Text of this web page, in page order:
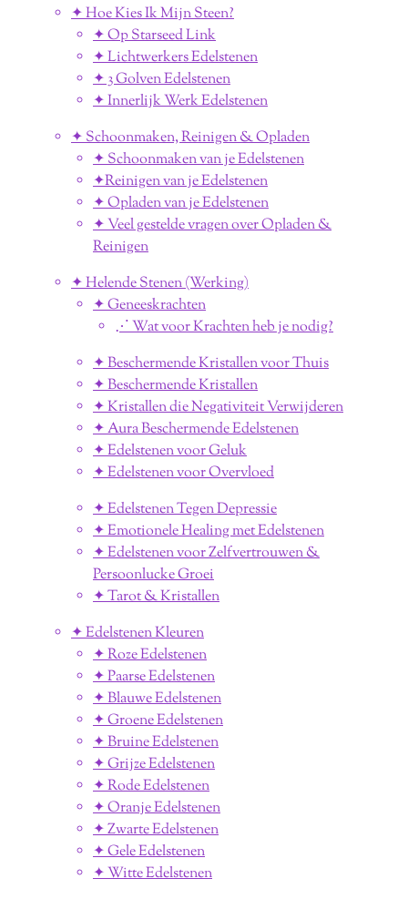
✦ Hoe Kies Ik Mijn Steen?
✦ Op Starseed Link
✦ Lichtwerkers Edelstenen
✦ 3 Golven Edelstenen
✦ Innerlijk Werk Edelstenen
✦ Schoonmaken, Reinigen & Opladen
✦ Schoonmaken van je Edelstenen
✦Reinigen van je Edelstenen
✦ Opladen van je Edelstenen
✦ Veel gestelde vragen over Opladen &
Reinigen
✦ Helende Stenen (Werking)
✦ Geneeskrachten
⋰ Wat voor Krachten heb je nodig?
✦ Beschermende Kristallen voor Thuis
✦ Beschermende Kristallen
✦ Kristallen die Negativiteit Verwijderen
✦ Aura Beschermende Edelstenen
✦ Edelstenen voor Geluk
✦ Edelstenen voor Overvloed
✦ Edelstenen Tegen Depressie
✦ Emotionele Healing met Edelstenen
✦ Edelstenen voor Zelfvertrouwen &
Persoonlucke Groei
✦ Tarot & Kristallen
✦ Edelstenen Kleuren
✦ Roze Edelstenen
✦ Paarse Edelstenen
✦ Blauwe Edelstenen
✦ Groene Edelstenen
✦ Bruine Edelstenen
✦ Grijze Edelstenen
✦ Rode Edelstenen
✦ Oranje Edelstenen
✦ Zwarte Edelstenen
✦ Gele Edelstenen
✦ Witte Edelstenen